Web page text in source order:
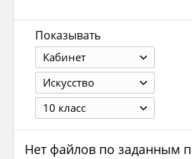
Показывать
Кабинет
Искуcство
10 класс
Нет файлов по заданным